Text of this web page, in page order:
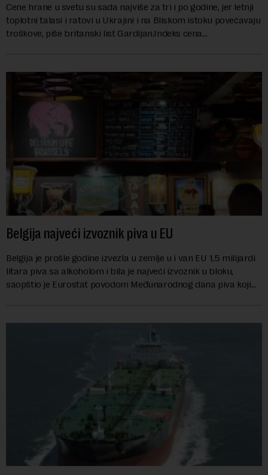
Cene hrane u svetu su sada najviše za tri i po godine, jer letnji
toplotni talasi i ratovi u Ukrajini i na Bliskom istoku povećavaju
troškove, piše britanski list Gardijan.Indeks cena
Belgija najveći izvoznik piva u EU
Belgija je prošle godine izvezla u zemlje u i van EU 1,5 milijardi
litara piva sa alkoholom i bila je najveći izvoznik u bloku,
saopštio je Eurostat povodom Međunarodnog dana piva koji